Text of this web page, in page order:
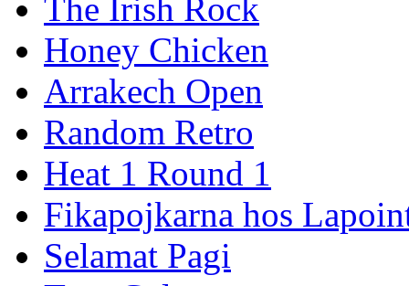
The Irish Rock
Honey Chicken
Arrakech Open
Random Retro
Heat 1 Round 1
Fikapojkarna hos
Selamat Pagi